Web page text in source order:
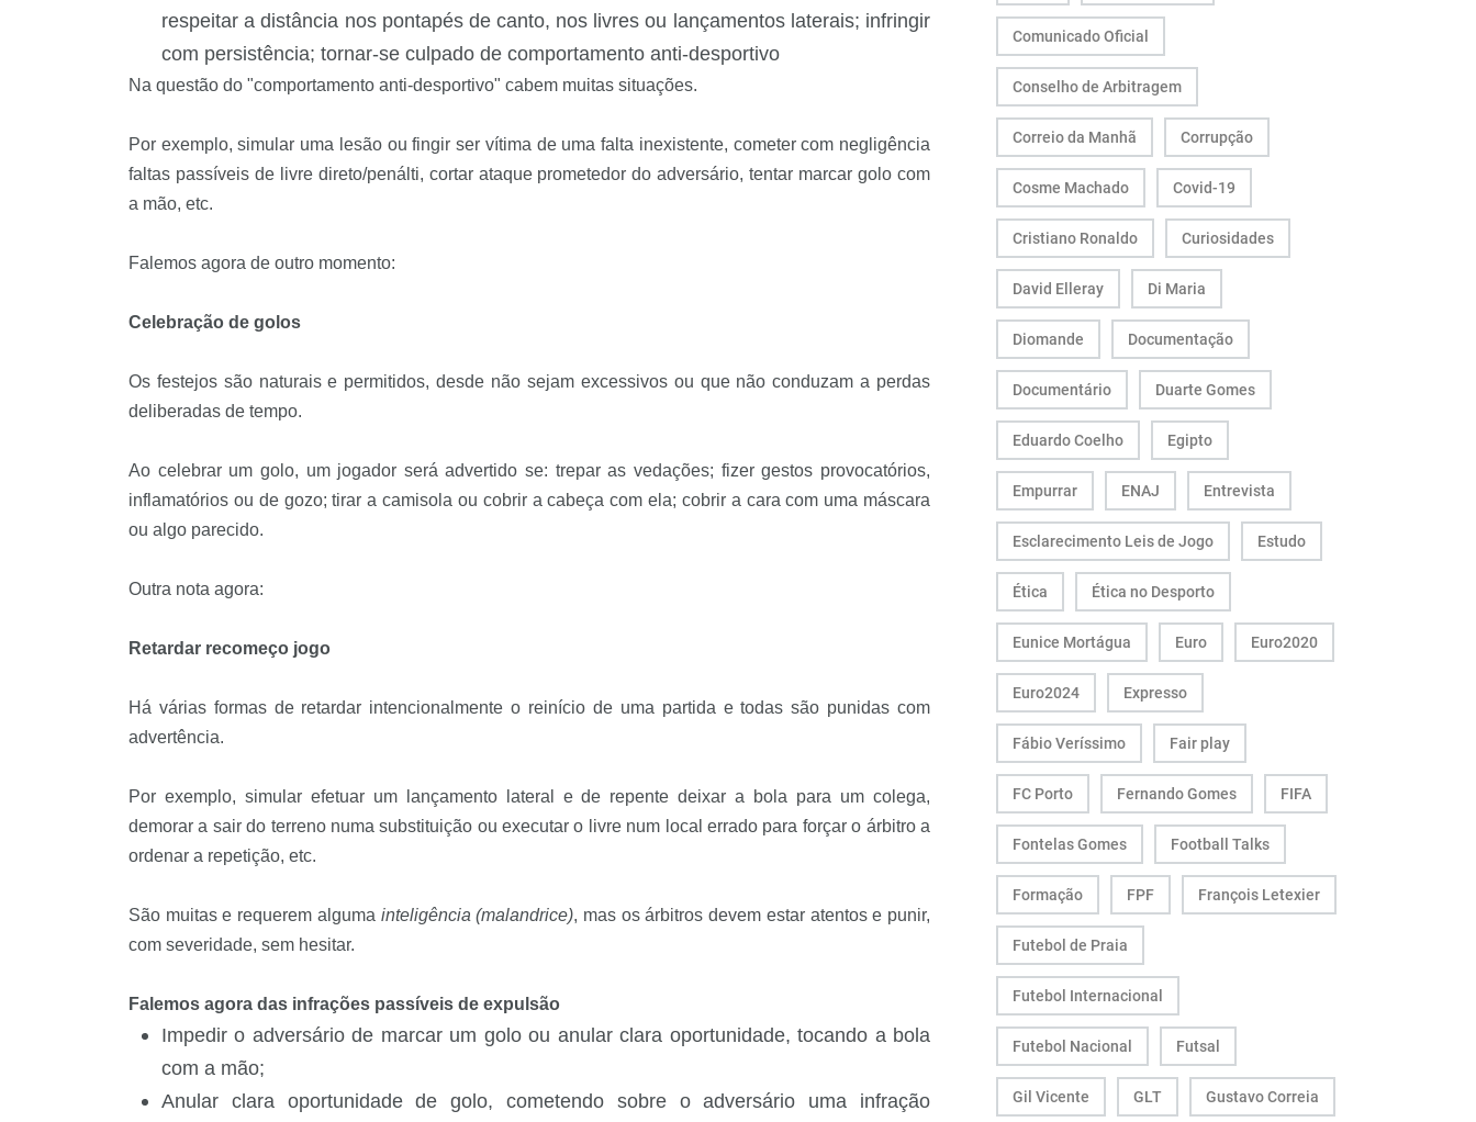
respeitar a distância nos pontapés de canto, nos livres ou lançamentos laterais; infringir
com persistência; tornar-se culpado de comportamento anti-desportivo
Na questão do "comportamento anti-desportivo" cabem muitas situações.
Por exemplo, simular uma lesão ou fingir ser vítima de uma falta inexistente, cometer com negligência
faltas passíveis de livre direto/penálti, cortar ataque prometedor do adversário, tentar marcar golo com
a mão, etc.
Falemos agora de outro momento:
Celebração de golos
Os festejos são naturais e permitidos, desde não sejam excessivos ou que não conduzam a perdas
deliberadas de tempo.
Ao celebrar um golo, um jogador será advertido se: trepar as vedações; fizer gestos provocatórios,
inflamatórios ou de gozo; tirar a camisola ou cobrir a cabeça com ela; cobrir a cara com uma máscara
ou algo parecido.
Outra nota agora:
Retardar recomeço jogo
Há várias formas de retardar intencionalmente o reinício de uma partida e todas são punidas com
advertência.
Por exemplo, simular efetuar um lançamento lateral e de repente deixar a bola para um colega,
demorar a sair do terreno numa substituição ou executar o livre num local errado para forçar o árbitro a
ordenar a repetição, etc.
São muitas e requerem alguma inteligência (malandrice), mas os árbitros devem estar atentos e punir,
com severidade, sem hesitar.
Falemos agora das infrações passíveis de expulsão
Impedir o adversário de marcar um golo ou anular clara oportunidade, tocando a bola
com a mão;
Anular clara oportunidade de golo, cometendo sobre o adversário uma infração
Comunicado Oficial
Conselho de Arbitragem
Correio da Manhã Corrupção
Cosme Machado Covid-19
Cristiano Ronaldo Curiosidades
David Elleray Di Maria
Diomande Documentação
Documentário Duarte Gomes
Eduardo Coelho Egipto
Empurrar ENAJ Entrevista
Esclarecimento Leis de Jogo Estudo
Ética Ética no Desporto
Eunice Mortágua Euro Euro2020
Euro2024 Expresso
Fábio Veríssimo Fair play
FC Porto Fernando Gomes FIFA
Fontelas Gomes Football Talks
Formação FPF François Letexier
Futebol de Praia
Futebol Internacional
Futebol Nacional Futsal
Gil Vicente GLT Gustavo Correia